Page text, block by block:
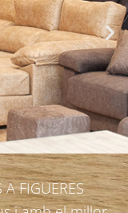
FIGUERES